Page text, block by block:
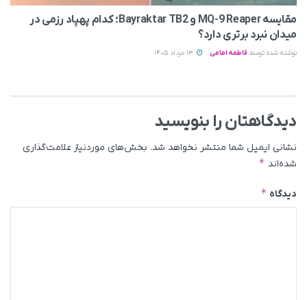
مقایسه MQ-9 Reaper و Bayraktar TB2؛ کدام پهپاد رزمی در
میدان نبرد برتری دارد؟
نوشته شده توسط فاطمه امامی
دیدگاهتان را بنویسید
نشانی ایمیل شما منتشر نخواهد شد. بخش‌های موردنیاز علامت‌گذاری
شده‌اند *
دیدگاه *